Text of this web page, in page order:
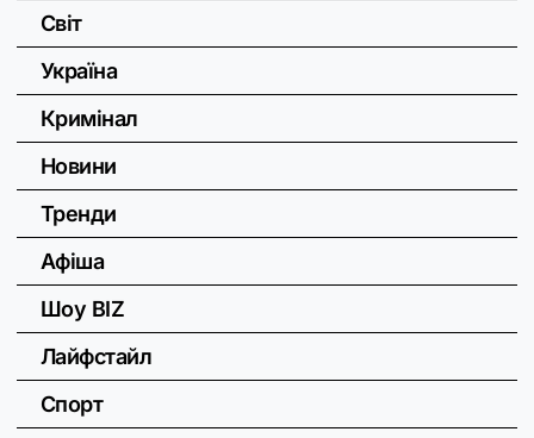
Світ
Україна
Кримінал
Новини
Тренди
Афіша
Шоу BIZ
Лайфстайл
Спорт